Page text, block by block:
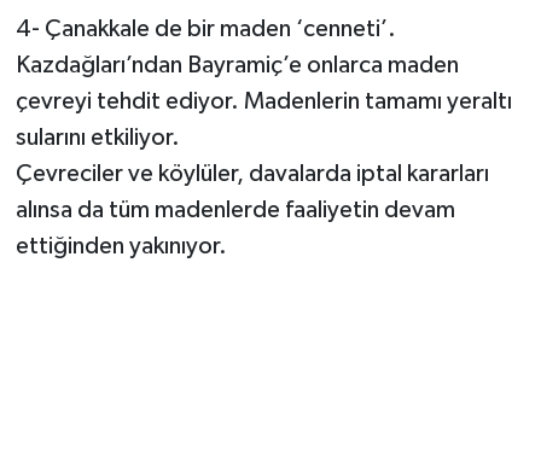
4- Çanakkale de bir maden ‘cenneti’.
Kazdağları’ndan Bayramiç’e onlarca maden
çevreyi tehdit ediyor. Madenlerin tamamı yeraltı
sularını etkiliyor.
Çevreciler ve köylüler, davalarda iptal kararları
alınsa da tüm madenlerde faaliyetin devam
ettiğinden yakınıyor.